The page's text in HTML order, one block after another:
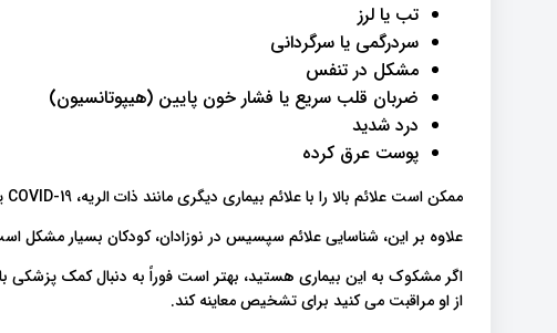
تب یا لرز
سردرگمی یا سرگردانی
مشکل در تنفس
ضربان قلب سریع یا فشار خون پایین (هیپوتانسیون)
درد شدید
پوست عرق کرده
ممکن است علائم بالا را با علائم بیماری دیگری مانند ذات الریه، COVID-19 یا سرطان اشتباه بگیرید.
علاوه بر این، شناسایی علائم سپسیس در نوزادان، کودکان بسیار مشکل
اگر مشکوک به این بیماری هستید، بهتر است فوراً به دنبال کمک
از او مراقبت می کنید برای تشخیص معاینه کند.